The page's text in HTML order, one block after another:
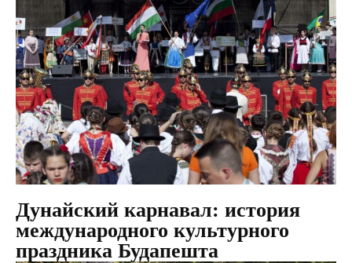
Дунайский карнавал: история
международного культурного
праздника Будапешта